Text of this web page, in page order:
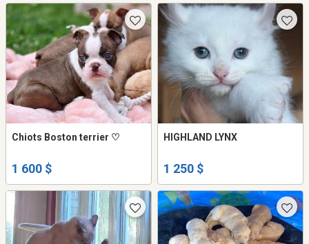
Chiots Boston terrier ♡
1 600 $
HIGHLAND LYNX
1 250 $